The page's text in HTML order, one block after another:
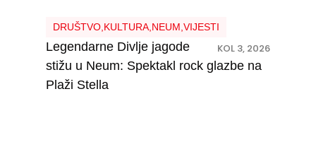
DRUŠTVO, KULTURA, NEUM VIJESTI
KOL 3, 2026
Legendarne Divlje jagode
stižu u Neum: Spektakl rock glazbe na
Plaži Stella